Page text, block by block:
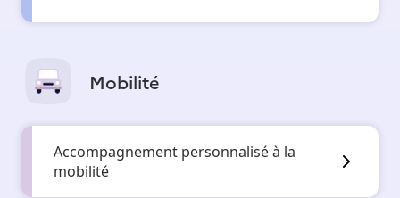
Mobilité
Accompagnement personnalisé à la
mobilité